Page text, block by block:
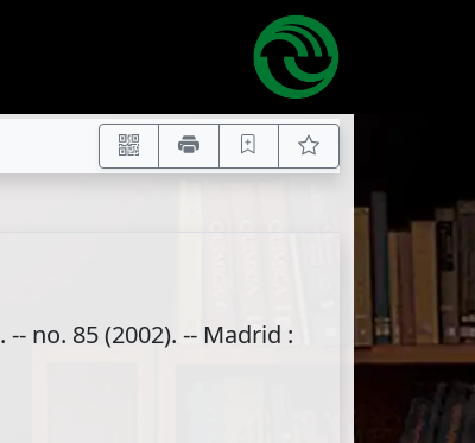
. -- no. 85 (2002). -- Madrid :